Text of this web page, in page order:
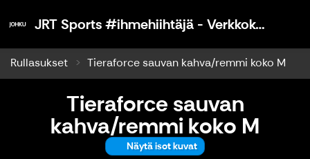
JRT Sports #ihmehiihtäjä - Verkkokauppa
Rullasukset Tieraforce sauvan kahva/remmi koko M
Tieraforce sauvan
kahva/remmi koko M
Näytä isot kuvat